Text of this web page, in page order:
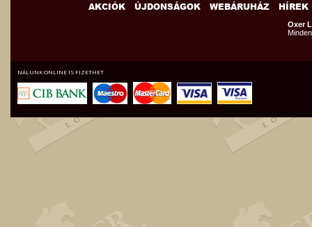
AKCIÓK ÚJDONSÁGOK WEBÁRUHÁZ HÍREK
Oxer
NÁLUNK ONLINE IS FIZETHET